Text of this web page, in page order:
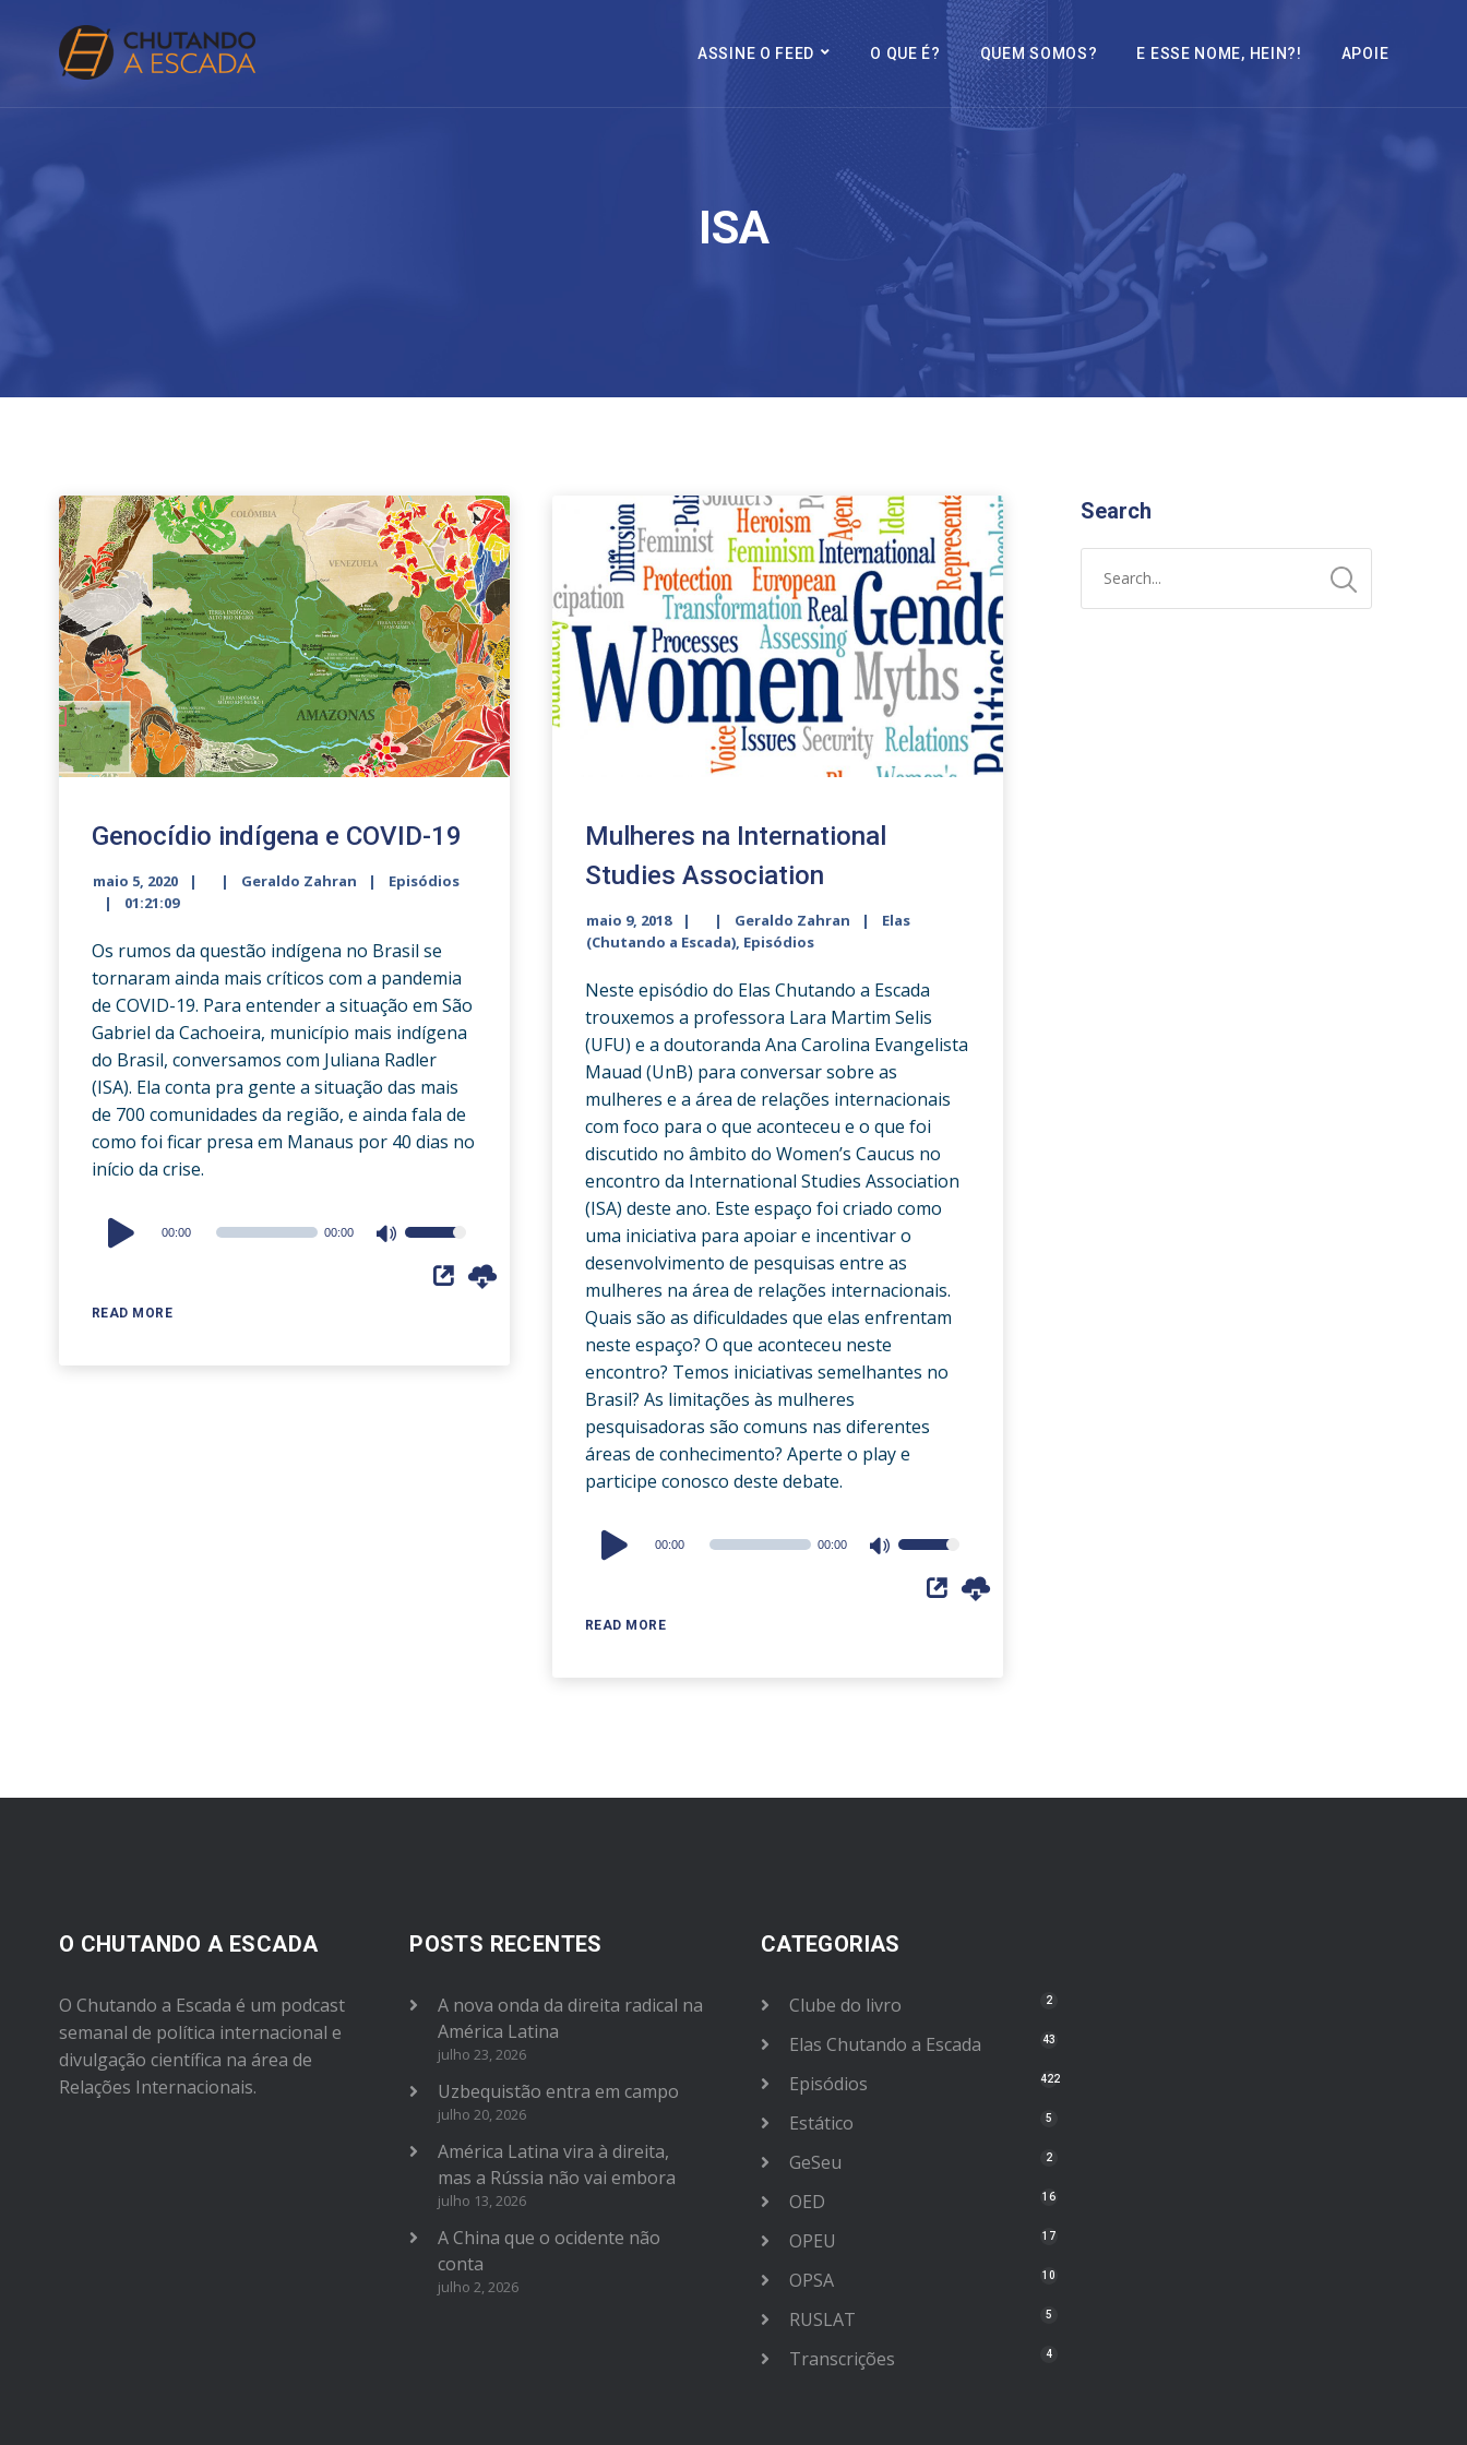
ASSINE O FEED O QUE É? QUEM SOMOS? E ESSE NOME, HEIN?! APOIE
ISA
Genocídio indígena e COVID-19
maio 5, 2020 Geraldo Zahran
Episódios
01:21:09
Os rumos da questão indígena no Brasil se
tornaram ainda mais críticos com a pandemia
de COVID-19. Para entender a situação em São
Gabriel da Cachoeira, município mais indígena
do Brasil, conversamos com Juliana Radler
(ISA). Ela conta pra gente a situação das mais
de 700 comunidades da região, e ainda fala de
como foi ficar presa em Manaus por 40 dias no
início da crise.
READ MORE
Audio
Player
00:00 00:00
Use
Up/Down
Mulheres na International
Studies Association
maio 9, 2018 Geraldo Zahran
Elas
(Chutando a Escada), Episódios
Neste episódio do Elas Chutando a Escada
trouxemos a professora Lara Martim Selis
(UFU) e a doutoranda Ana Carolina Evangelista
Mauad (UnB) para conversar sobre as
mulheres e a área de relações internacionais
com foco para o que aconteceu e o que foi
discutido no âmbito do Women’s Caucus no
encontro da International Studies Association
(ISA) deste ano. Este espaço foi criado como
uma iniciativa para apoiar e incentivar o
desenvolvimento de pesquisas entre as
mulheres na área de relações internacionais.
Quais são as dificuldades que elas enfrentam
neste espaço? O que aconteceu neste
encontro? Temos iniciativas semelhantes no
Brasil? As limitações às mulheres
pesquisadoras são comuns nas diferentes
áreas de conhecimento? Aperte o play e
participe conosco deste debate.
READ MORE
Audio
Player
00:00 00:00
Use
Up/Down
Search
O CHUTANDO A ESCADA
O Chutando a Escada é um podcast
semanal de política internacional e
divulgação científica na área de
Relações Internacionais.
POSTS RECENTES
A nova onda da direita radical na
América Latina
julho 23, 2026
Uzbequistão entra em campo
julho 20, 2026
América Latina vira à direita,
mas a Rússia não vai embora
julho 13, 2026
A China que o ocidente não
conta
julho 2, 2026
CATEGORIAS
Clube do livro 2
Elas Chutando a Escada 43
Episódios 422
Estático 5
GeSeu 2
OED 16
OPEU 17
OPSA 10
RUSLAT 5
Transcrições 4